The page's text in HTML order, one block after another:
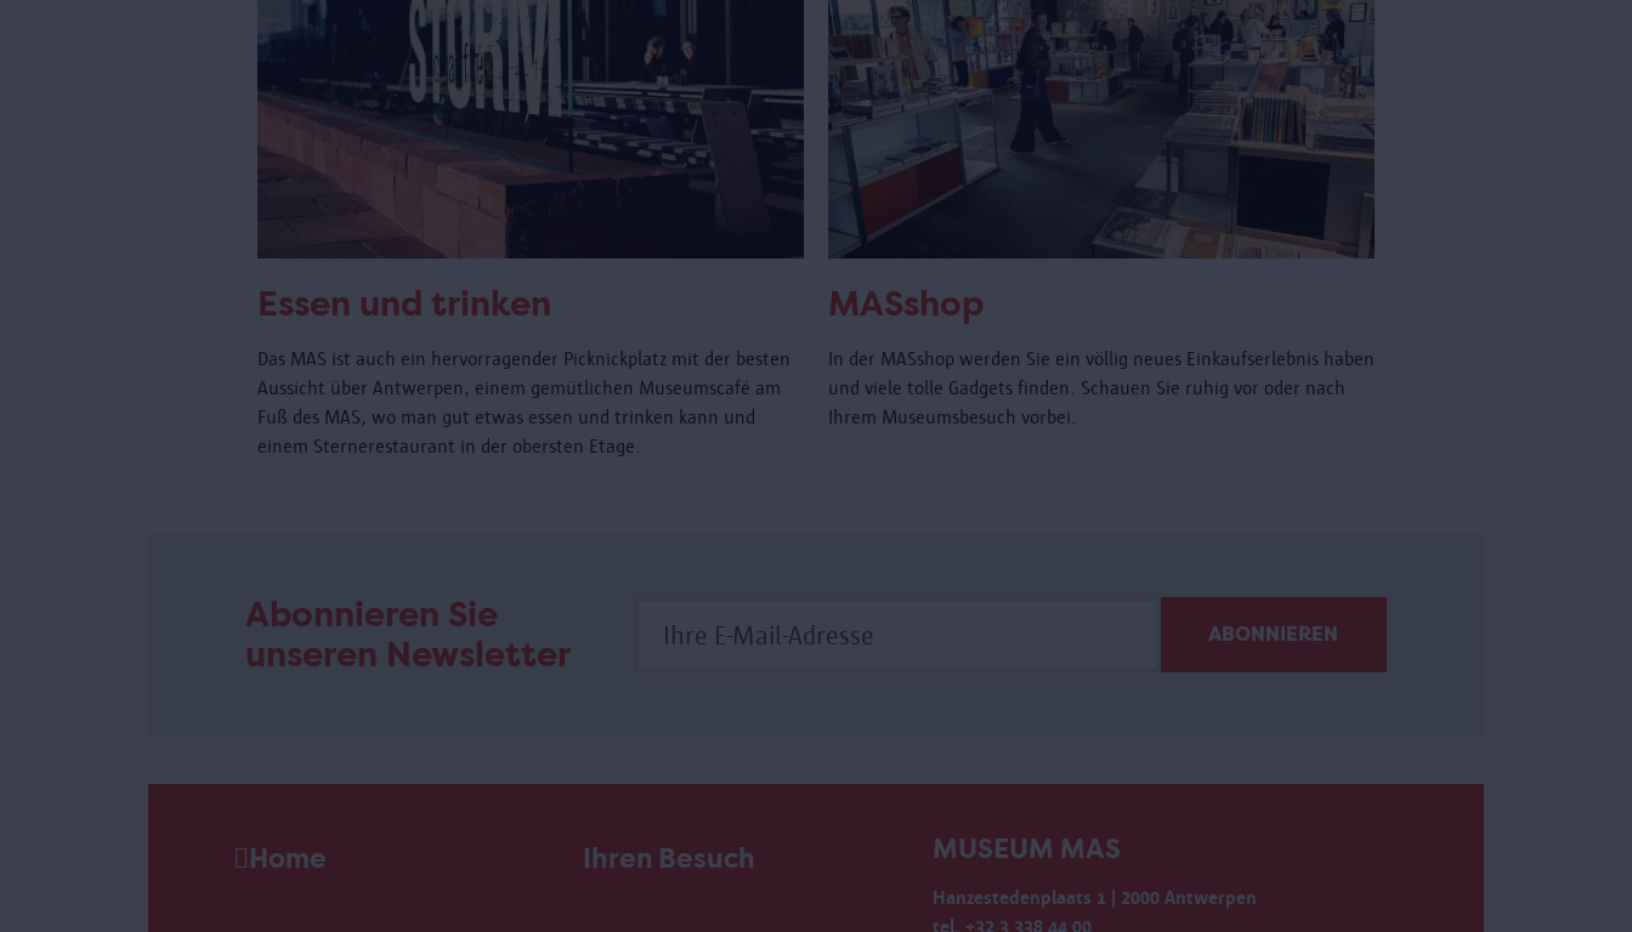
Essen und trinken
Das MAS ist auch ein hervorragender Picknickplatz mit der besten
Aussicht über Antwerpen, einem gemütlichen Museumscafé am
Fuß des MAS, wo man gut etwas essen und trinken kann und
einem Sternerestaurant in der obersten Etage.
MASshop
In der MASshop werden Sie ein völlig neues Einkaufserlebnis haben
und viele tolle Gadgets finden. Schauen Sie ruhig vor oder nach
Ihrem Museumsbesuch vorbei.
Abonnieren Sie
unseren Newsletter
Home Ihren Besuch MUSEUM MAS
Hanzestedenplaats 1 | 2000 Antwerpen
tel. +32 3 338 44 00